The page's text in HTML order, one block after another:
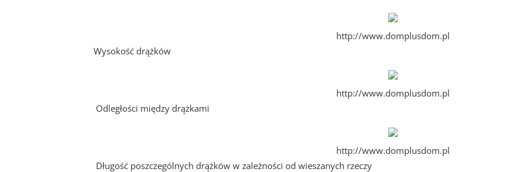
http://www.domplusdom.pl
Wysokość drążków
http://www.domplusdom.pl
Odległości między drążkami
http://www.domplusdom.pl
Długość poszczególnych drążków w zależności od wieszanych rzeczy